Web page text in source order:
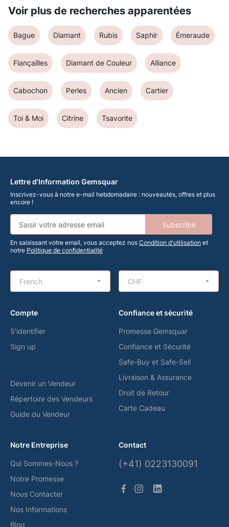
Voir plus de recherches apparentées
Bague Diamant Rubis Saphir Émeraude
Fiançailles Diamant de Couleur Alliance
Cabochon Perles Ancien Cartier
Toi & Moi Citrine Tsavorite
Lettre d'Information Gemsquar
Inscrivez-vous à notre e-mail hebdomadaire : nouveautés, offres et plus
encore !
Subscribe
En saisissant votre email, vous acceptez nos Condition d'utilisation et
notre Politique de confidentialité
French CHF
Compte
S'identifier
Sign up
Devenir un Vendeur
Répertoire des Vendeurs
Guide du Vendeur
Confiance et sécurité
Promesse Gemsquar
Confiance et Sécurité
Safe-Buy et Safe-Sell
Livraison & Assurance
Droit de Retour
Carte Cadeau
Notre Entreprise
Qui Sommes-Nous ?
Notre Promesse
Nous Contacter
Nos Informations
Blog
Contact
(+41) 0223130091